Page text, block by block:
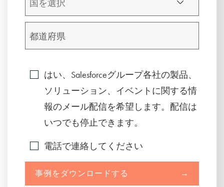
はい、Salesforceグループ各社の製品、
ソリューション、イベントに関する情
報のメール配信を希望します。配信は
いつでも停止できます。
電話で連絡してください
事例をダウンロードする →